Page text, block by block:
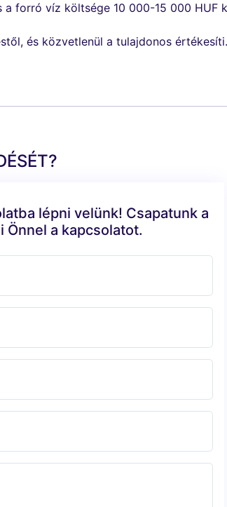
forró víz költsége 10 000-15 000
és közvetlenül a tulajdonos értékesíti.
lépni velünk! Csapatunk a
a kapcsolatot.